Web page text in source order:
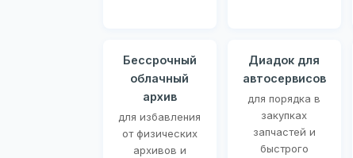
Бессрочный
облачный
архив
для избавления
от физических
архивов и
Диадок для
автосервисов
для порядка в
закупках
запчастей и
быстрого